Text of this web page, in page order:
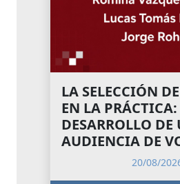
LA SELECCIÓN
EN LA PRÁCTICA:
DESARROLLO DE
AUDIENCIA DE
20/08/